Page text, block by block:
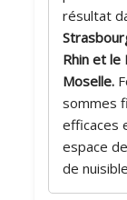
résultat
Rhin et le
Moselle.
sommes
efficaces
espace
de